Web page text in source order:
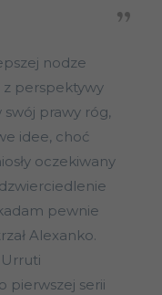
nodze
z perspektywy
prawy róg,
idee, choć
oczekiwany
pewnie
Alexanko.
pierwszej serii